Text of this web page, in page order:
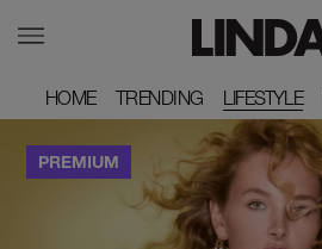
HOME
HOME TRENDING
TRENDING LIFESTYLE